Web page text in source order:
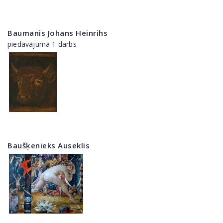
Baumanis Johans Heinrihs
piedāvājumā 1 darbs
Baušķenieks Auseklis